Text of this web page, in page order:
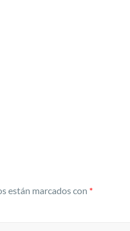
están marcados con *